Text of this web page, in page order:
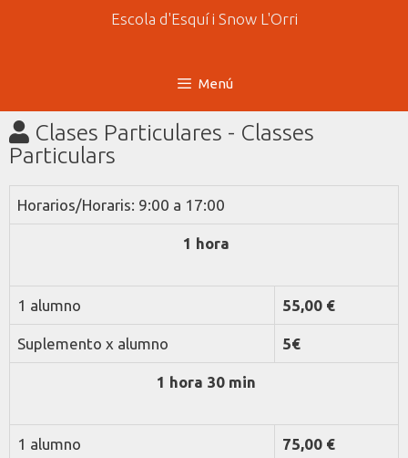
Escola d'Esquí i Snow L'Orri
Menú
Clases Particulares - Classes
Particulars
Horarios/Horaris: 9:00 a 17:00
1 hora
1 alumno 55,00 €
Suplemento x alumno 5€
1 hora 30 min
1 alumno 75,00 €